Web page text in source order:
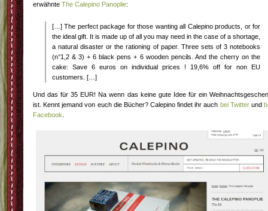
erwähnte The Calepino Panoplie:
[…] The perfect package for those wanting all Calepino products, or for
the ideal gift. It is made up of all you may need in the case of a shortage,
a natural disaster or the rationing of paper. Three sets of 3 notebooks
(n°1,2 & 3) + 6 black pens + 6 wooden pencils. And the cherry on the
cake: Save 6 euros on individual prices ! 19,6% off for non EU
customers. […]
Und das für 35 EUR! Na wenn das keine gute Idee für ein
ist. Kennt jemand von euch die Bücher? Calepino findet ihr auch bei Twitterund
Facebook